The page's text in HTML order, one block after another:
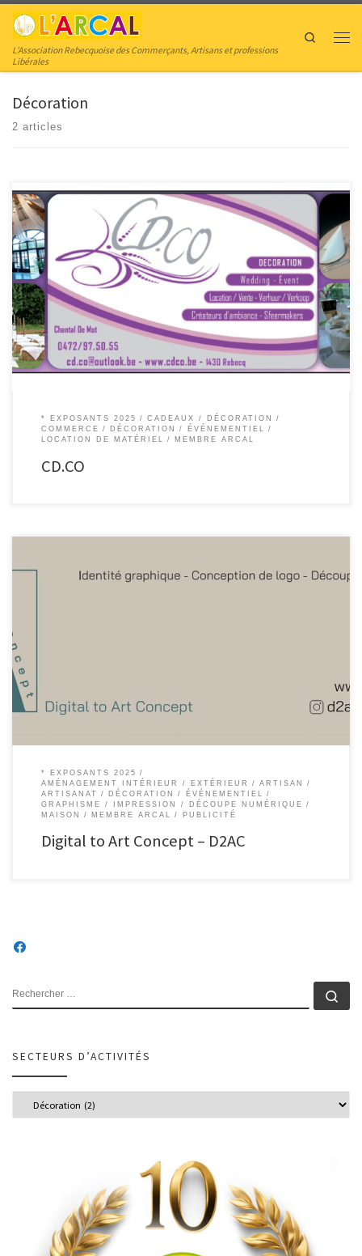
Skip to content
L’Association Rebecquoise des Commerçants, Artisans et professions
Libérales
Search
Décoration
2 articles
CD.CO Votre partenaire décoration pour fêtes privées et professionnelles.
Créateur d’ambiance / Location – Vente FÊTES PRIVÉES Mariage – Anniversaire
– Communion – Baptême – Fête de famille EVÈNEMENTS PROFESSIONELS
Aménagement d’espaces – Stand d’exposition – Étalage – Décoration à
thème – Présentation de produits Tel. : +32.472.97.50.55
https://www.cdco.be CD-CO […]
* EXPOSANTS 2025
CADEAUX / DÉCORATION
COMMERCE
DÉCORATION
ÉVÉNEMENTIEL
LOCATION DE MATÉRIEL
MEMBRE ARCAL
CD.CO
* EXPOSANTS 2025
AMÉNAGEMENT INTÉRIEUR / EXTÉRIEUR
ARTISAN
ARTISANAT
DÉCORATION
ÉVÉNEMENTIEL
GRAPHISME / IMPRESSION / DÉCOUPE NUMÉRIQUE
MAISON
MEMBRE ARCAL PUBLICITÉ
Digital to Art Concept – D2AC
RECHERCHER
SECTEURS D’ACTIVITÉS